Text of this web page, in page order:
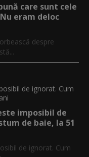
care sunt cele
eram deloc
despre
imposibil de
de baie, la 51
de ignorat. Cum